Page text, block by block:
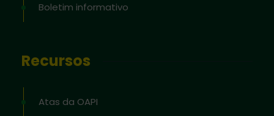
Boletim informativo
Recursos
Atas da OAPI